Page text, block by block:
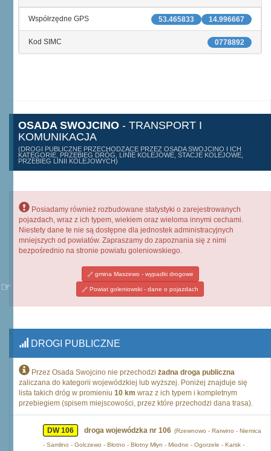
14.996667
53.465833
Współrzędne GPS
0778892
Kod SIMC
OSADA SWOJCINO - TRANSPORT I
KOMUNIKACJA
(DROGI PUBLICZNE PRZECHODZĄCE PRZEZ OSADA SWOJCINO I ICH
KATEGORIE, PRZEBIEG DRÓG, LINIE KOLEJOWE, STACJE KOLEJOWE,
PRZEBIEG LINII KOLEJOWYCH)
Posiadamy również rozbudowane statystyki o zarejestrowanych
pojazdach, wraz z ich typem, wiekiem oraz wieloma innymi cechami.
Niestety dane te nie są dostępne dla jednostek administracyjnych
mniejszych od powiatów. Zapraszamy do zapoznania się z nimi
bezpośrednio na stronie powiatu goleniowskiego.
gmina Maszewo - wypadki drogowe
Powiat goleniowski - dane o pojazdach
DROGI PUBLICZNE
Przez Osada Swojcino nie przechodzi żadna droga publiczna
zaliczana do kategorii wojewódzkiej lub wyższej. Poniżej znajduje się
lista takich dróg w promieniu 10 km wraz z ich typem i kompletnym
przebiegiem (spisem miejscowości, przez które przechodzi dana trasa).
DW 106 droga wojewódzka nr 106 (Rzewnowo - Rarwino - Niemica
- Samlino - Golczewo - Błotno - Błotny Młyn - Miodne - Ogorzele - Karsk -